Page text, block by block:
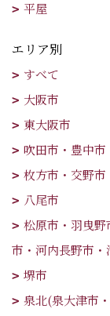
平屋
エリア別
すべて
大阪市
東大阪市
吹田市・豊中
枚方市・交野
八尾市
松原市・羽曳
市・河内長野市・
堺市
泉北(泉大津市